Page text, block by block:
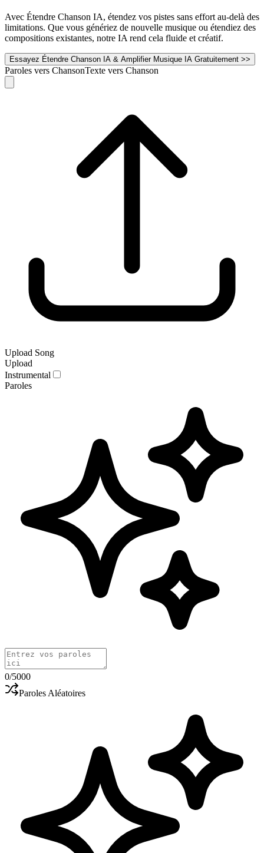
Avec Étendre Chanson IA, étendez vos pistes sans effort au-delà des
limitations. Que vous génériez de nouvelle musique ou étendiez des
compositions existantes, notre IA rend cela fluide et créatif.
Essayez Étendre Chanson IA & Amplifier Musique IA Gratuitement >>
Paroles vers ChansonTexte vers Chanson
Upload Song
Upload
Instrumental
Paroles
0/5000
Paroles Aléatoires